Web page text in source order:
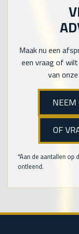
Maak nu een
een vraag of
van
NEEM
OF
*Aan de aantallen op
ontleend.